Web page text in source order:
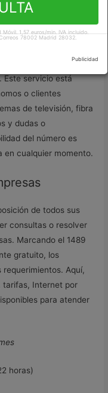
todas tus dudas,
Este servicio está
o clientes
de televisión, fibra
y dudas o
del número es
en cualquier momento.
de todos sus
consultas o resolver
Marcando el 1489
gratuito, los
Aquí,
tarifas, Internet por
para atender
horas)
1,57 euros/min. IVA incluido.
78002 Madrid 28032.
Publicidad